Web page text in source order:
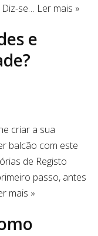
Diz-se… Ler mais »
e
criar a sua
balcão com este
de Registo
passo, antes
mais »